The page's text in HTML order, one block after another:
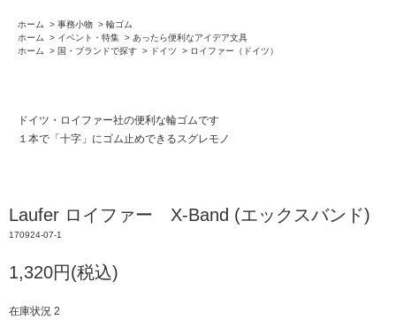
ホーム > 事務小物 > 輪ゴム
ホーム
> イベント・特集 > あったら便利なアイデア文具
ホーム
> 国・ブランドで探す > ドイツ > ロイファー（ドイツ）
ドイツ・ロイファー社の便利な輪ゴムです
１本で「十字」にゴム止めできるスグレモノ
Laufer ロイファー X-Band (エックスバンド)
170924-07-1
1,320円(税込)
在庫状況 2